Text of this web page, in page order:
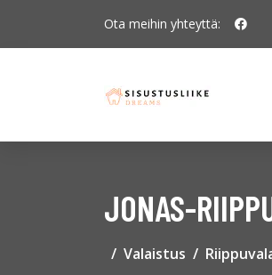
Ota meihin yhteyttä:
JONAS-
Valaistus